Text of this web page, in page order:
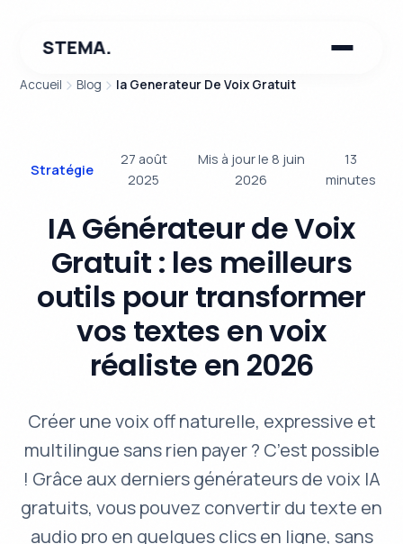
STEMA.
Accueil Blog Ia Generateur De Voix Gratuit
Stratégie
27 août
2025
Mis à jour le 8 juin
2026
13
minutes
IA Générateur de Voix
Gratuit : les meilleurs
outils pour transformer
vos textes en voix
réaliste en 2026
Créer une voix off naturelle, expressive et
multilingue sans rien payer ? C’est possible
! Grâce aux derniers générateurs de voix IA
gratuits, vous pouvez convertir du texte en
audio pro en quelques clics en ligne, sans